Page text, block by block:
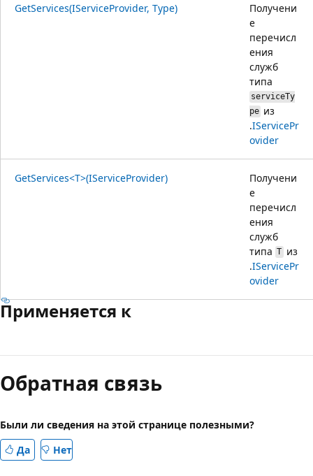
GetServices(IServiceProvider, Type)
Получени
е
перечисл
ения
служб
типа
serviceTy
pe из
.IServicePr
ovider
GetServices<T>(IServiceProvider)
Получени
е
перечисл
ения
служб
типа Tиз
.IServicePr
ovider
Применяется к
Обратная связь
Были ли сведения на этой странице полезными?
Да
Нет